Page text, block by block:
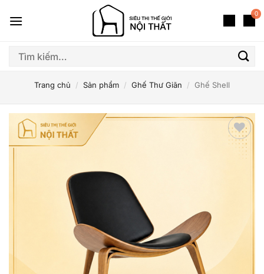
qua
dung
0
Tìm
Trang chủ / Sản phẩm / Ghế Thư Giãn / Ghế Shell
Thêm
yêu